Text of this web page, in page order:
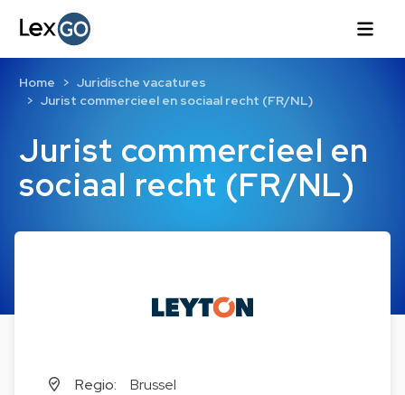
Jurist commercieel en
sociaal recht (FR/NL)
Home
Juridische vacatures
Jurist commercieel en sociaal recht (FR/NL)
Regio:
Brussel